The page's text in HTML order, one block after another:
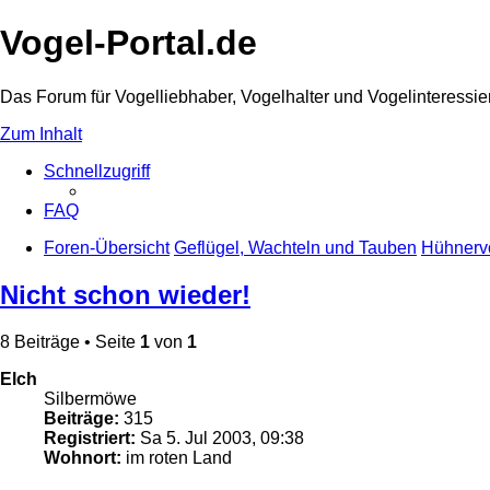
Vogel-Portal.de
Das Forum für Vogelliebhaber, Vogelhalter und
Zum Inhalt
Schnellzugriff
FAQ
Foren-Übersicht Geflügel, Wachteln und Tauben
Nicht schon wieder!
8 Beiträge • Seite 1 von 1
Elch
Silbermöwe
Beiträge: 315
Registriert: Sa 5. Jul 2003, 09:38
Wohnort: im roten Land